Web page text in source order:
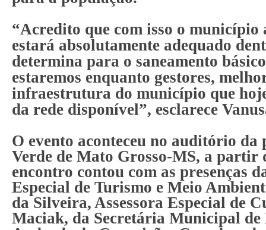
“Acredito que com isso o município
estará absolutamente adequado
determina para o saneamento
estaremos enquanto gestores,
infraestrutura do município que
da rede disponível”, esclarece
O evento aconteceu no auditório
Verde de Mato Grosso-MS, a partir
encontro contou com as presenças
Especial de Turismo e Meio
da Silveira, Assessora Especial de
Maciak, da Secretária Municipal de